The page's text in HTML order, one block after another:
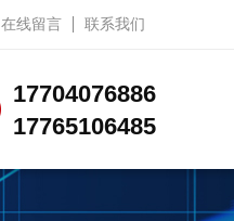
在线留言 联系我们
17704076886
17765106485